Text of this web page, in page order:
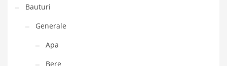
Bauturi
Generale
Apa
Bere